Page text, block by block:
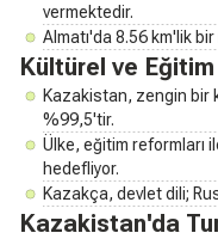
vermektedir.
Almatı'da 8.56 km'lik
Kültürel ve Eğitim
Kazakistan, zengin bir
%99,5'tir.
Ülke, eğitim reformları
hedefliyor.
Kazakça, devlet dili;
Kazakistan'da